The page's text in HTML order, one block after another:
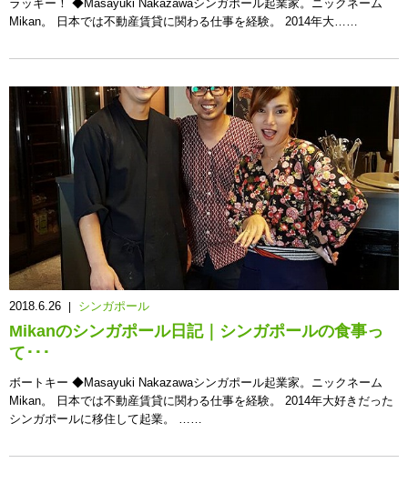
ラッキー！ ◆Masayuki Nakazawaシンガポール起業家。ニックネーム
Mikan。 日本では不動産賃貸に関わる仕事を経験。 2014年大……
2018.6.26 シンガポール
Mikanのシンガポール日記｜シンガポールの食事っ
て･･･
ボートキー ◆Masayuki Nakazawaシンガポール起業家。ニックネーム
Mikan。 日本では不動産賃貸に関わる仕事を経験。 2014年大好きだった
シンガポールに移住して起業。 ……